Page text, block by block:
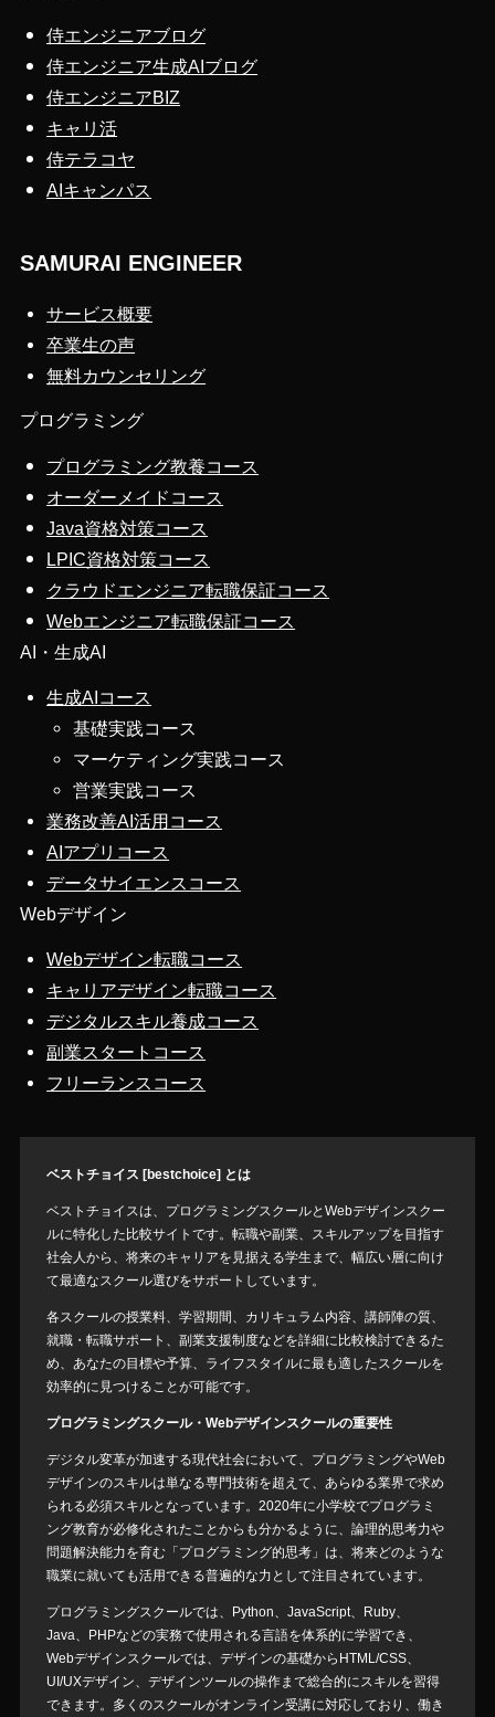
侍エンジニアブログ
侍エンジニア生成AIブログ
侍エンジニアBIZ
キャリ活
侍テラコヤ
AIキャンパス
SAMURAI ENGINEER
サービス概要
卒業生の声
無料カウンセリング
プログラミング
プログラミング教養コース
オーダーメイドコース
Java資格対策コース
LPIC資格対策コース
クラウドエンジニア転職保証コース
Webエンジニア転職保証コース
AI・生成AI
生成AIコース
基礎実践コース
マーケティング実践コース
営業実践コース
業務改善AI活用コース
AIアプリコース
データサイエンスコース
Webデザイン
Webデザイン転職コース
キャリアデザイン転職コース
デジタルスキル養成コース
副業スタートコース
フリーランスコース
ベストチョイス [bestchoice] とは
ベストチョイスは、プログラミングスクールとWebデザインスクー
ルに特化した比較サイトです。転職や副業、スキルアップを目指す
社会人から、将来のキャリアを見据える学生まで、幅広い層に向け
て最適なスクール選びをサポートしています。
各スクールの授業料、学習期間、カリキュラム内容、講師陣の質、
就職・転職サポート、副業支援制度などを詳細に比較検討できるた
め、あなたの目標や予算、ライフスタイルに最も適したスクールを
効率的に見つけることが可能です。
プログラミングスクール・Webデザインスクールの重要性
デジタル変革が加速する現代社会において、プログラミングやWeb
デザインのスキルは単なる専門技術を超えて、あらゆる業界で求め
られる必須スキルとなっています。2020年に小学校でプログラミ
ング教育が必修化されたことからも分かるように、論理的思考力や
問題解決能力を育む「プログラミング的思考」は、将来どのような
職業に就いても活用できる普遍的な力として注目されています。
プログラミングスクールでは、Python、JavaScript、Ruby、
Java、PHPなどの実務で使用される言語を体系的に学習でき、
Webデザインスクールでは、デザインの基礎からHTML/CSS、
UI/UXデザイン、デザインツールの操作まで総合的にスキルを習得
できます。多くのスクールがオンライン受講に対応しており、働き